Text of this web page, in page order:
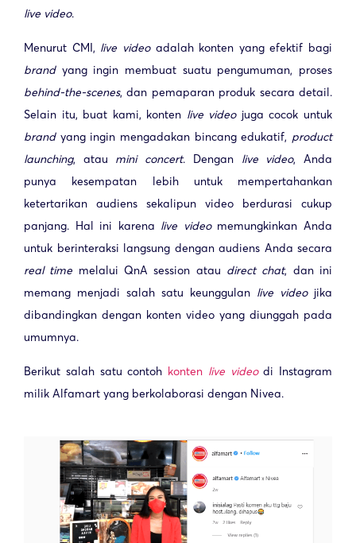
live video.
Menurut CMI, live videoadalah konten yang efektif bagi
brandyang ingin membuat suatu pengumuman, proses
behind-the-scenes, dan pemaparan produk secara detail.
Selain itu, buat kami, konten live videojuga cocok untuk
brandyang ingin mengadakan bincang edukatif, product
launching, atau mini concert. Dengan live video, Anda
punya kesempatan lebih untuk mempertahankan
ketertarikan audiens sekalipun video berdurasi cukup
panjang. Hal ini karena live videomemungkinkan Anda
untuk berinteraksi langsung dengan audiens Anda secara
real time melalui QnA session atau direct chat, dan ini
memang menjadi salah satu keunggulan live videojika
dibandingkan dengan konten video yang diunggah pada
umumnya.
Berikut salah satu contoh konten live videodi Instagram
milik Alfamart yang berkolaborasi dengan Nivea.